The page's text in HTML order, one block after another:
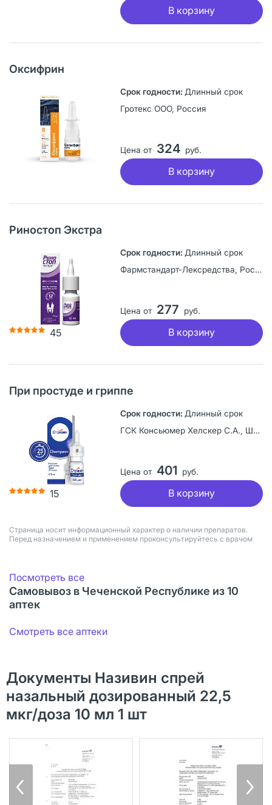
В корзину
Оксифрин
Длинный срок
Гротекс ООО, Россия
Цена от 324 руб.
В корзину
Риностоп Экстра
45
Длинный срок
Фармстандарт-Лексредства, Россия
Цена от 277 руб.
В корзину
При простуде и гриппе
15
Длинный срок
ГСК Консьюмер Хелскер С.А., Швейцария
Цена от 401 руб.
В корзину
Страница носит информационный характер о наличии препаратов.
Перед назначением и применением проконсультируйтесь с врачом
Посмотреть все
Самовывоз в Чеченской Республике из 10
аптек
Смотреть все аптеки
Документы Називин спрей
назальный дозированный 22,5
мкг/доза 10 мл 1 шт